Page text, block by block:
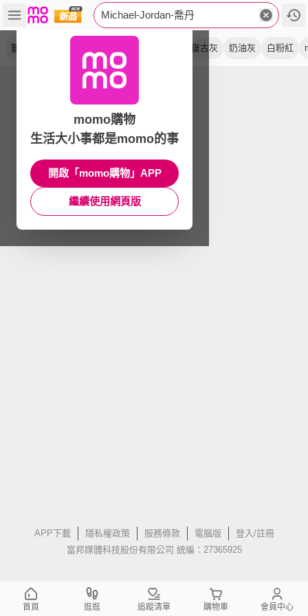
Michael-Jordan-喬丹
籃球鞋 復古灰 奶油灰 白粉紅
APP下載 隱私權政策 服務條款 電腦版
登入/註冊
富邦媒體科技股份有限公司 統編：27365925
momo購物
生活大小事都是momo的事
開啟「momo購物」APP
繼續使用網頁版
首頁 逛逛 追蹤清單 購物車 會員中心